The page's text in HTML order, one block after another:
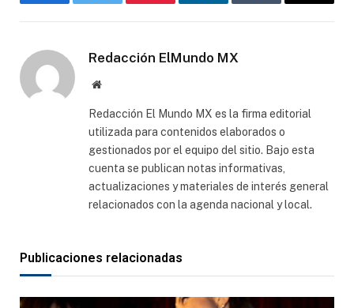
Redacción ElMundo MX
Sitio
Redacción El Mundo MX es la firma editorial
utilizada para contenidos elaborados o
gestionados por el equipo del sitio. Bajo esta
cuenta se publican notas informativas,
actualizaciones y materiales de interés general
relacionados con la agenda nacional y local.
Publicaciones relacionadas